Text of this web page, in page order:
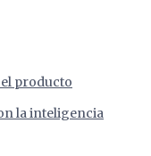
producto
la inteligencia